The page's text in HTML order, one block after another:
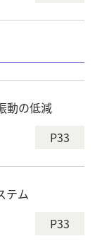
動の低減
P33
テム
P33